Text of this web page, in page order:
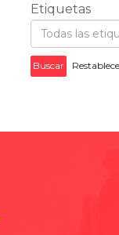
Etiquetas
Buscar